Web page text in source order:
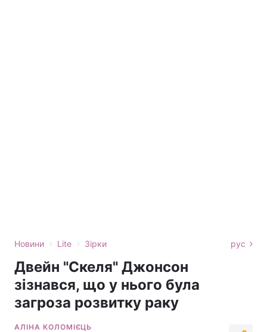
Новини › Lite › Зірки рус
Двейн "Скеля" Джонсон
зізнався, що у нього була
загроза розвитку раку
АЛІНА КОЛОМІЄЦЬ